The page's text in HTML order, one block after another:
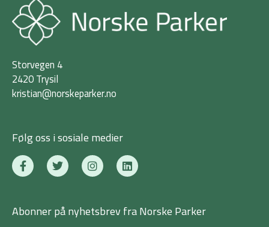
Storvegen 4
2420 Trysil
kristian@norskeparker.no
Følg oss i sosiale medier
F
a
c
o
T
w
i
e
I
n
s
a
g
L
i
n
e
d
Abonner på nyhetsbrev fra Norske Parker